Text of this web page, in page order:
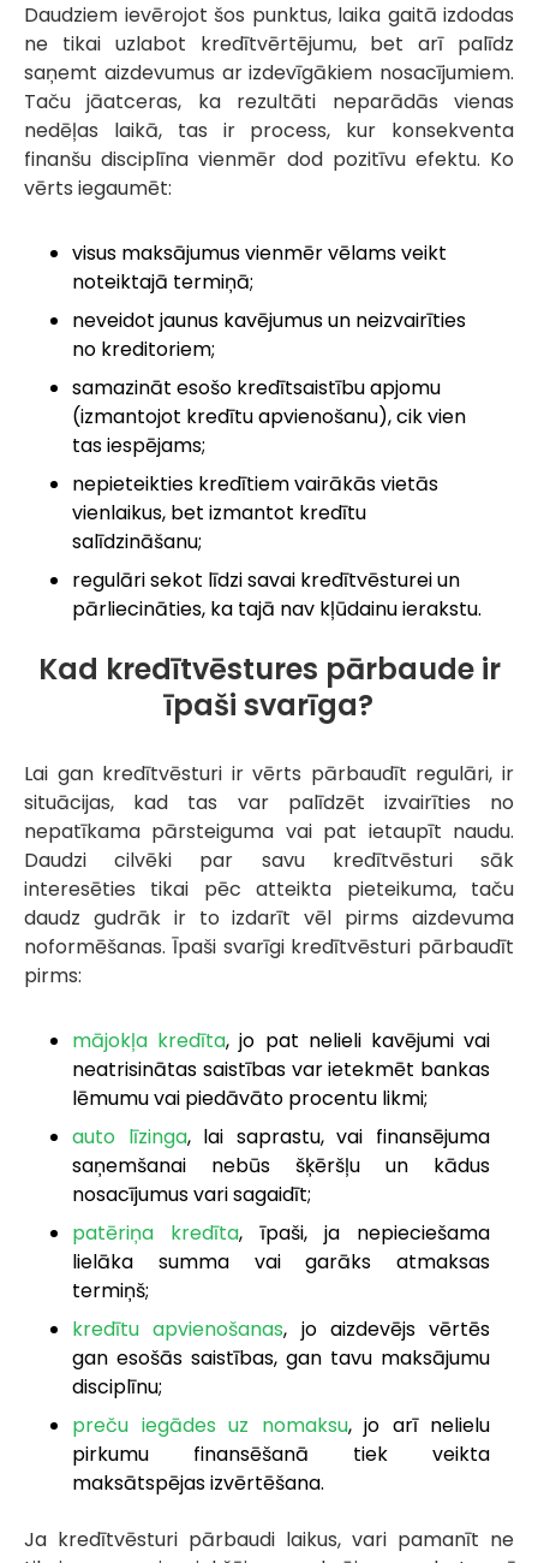
Daudziem ievērojot šos punktus, laika gaitā izdodas
ne tikai uzlabot kredītvērtējumu, bet arī palīdz
saņemt aizdevumus ar izdevīgākiem nosacījumiem.
Taču jāatceras, ka rezultāti neparādās vienas
nedēļas laikā, tas ir process, kur konsekventa
finanšu disciplīna vienmēr dod pozitīvu efektu. Ko
vērts iegaumēt:
visus maksājumus vienmēr vēlams veikt
noteiktajā termiņā;
neveidot jaunus kavējumus un neizvairīties
no kreditoriem;
samazināt esošo kredītsaistību apjomu
(izmantojot kredītu apvienošanu), cik vien
tas iespējams;
nepieteikties kredītiem vairākās vietās
vienlaikus, bet izmantot kredītu
salīdzināšanu;
regulāri sekot līdzi savai kredītvēsturei un
pārliecināties, ka tajā nav kļūdainu ierakstu.
Kad kredītvēstures pārbaude ir
īpaši svarīga?
Lai gan kredītvēsturi ir vērts pārbaudīt regulāri, ir
situācijas, kad tas var palīdzēt izvairīties no
nepatīkama pārsteiguma vai pat ietaupīt naudu.
Daudzi cilvēki par savu kredītvēsturi sāk
interesēties tikai pēc atteikta pieteikuma, taču
daudz gudrāk ir to izdarīt vēl pirms aizdevuma
noformēšanas. Īpaši svarīgi kredītvēsturi pārbaudīt
pirms:
mājokļa kredīta, jo pat nelieli kavējumi vai
neatrisinātas saistības var ietekmēt bankas
lēmumu vai piedāvāto procentu likmi;
auto līzinga, lai saprastu, vai finansējuma
saņemšanai nebūs šķēršļu un kādus
nosacījumus vari sagaidīt;
patēriņa kredīta, īpaši, ja nepieciešama
lielāka summa vai garāks atmaksas
termiņš;
kredītu apvienošanas, jo aizdevējs vērtēs
gan esošās saistības, gan tavu maksājumu
disciplīnu;
preču iegādes uz nomaksu, jo arī nelielu
pirkumu finansēšanā tiek veikta
maksātspējas izvērtēšana.
Ja kredītvēsturi pārbaudi laikus, vari pamanīt ne